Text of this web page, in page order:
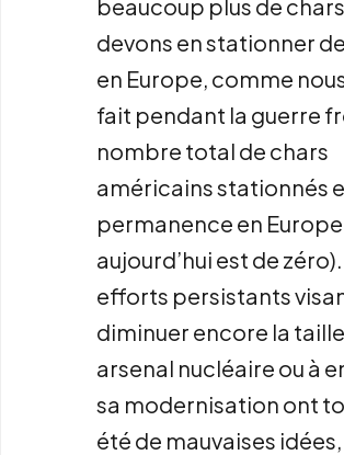
beaucoup plus de
devons en stationner
en Europe, comme
fait pendant la guerre
nombre total de chars
américains stationnés
permanence en Europe
aujourd’hui est de
efforts persistants
diminuer encore la
arsenal nucléaire ou à
sa modernisation ont
été de mauvaises